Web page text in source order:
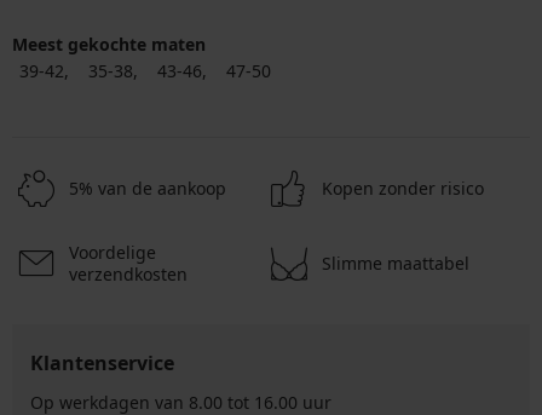
Meest gekochte maten
39-42
35-38 43-46 47-50
5% van de aankoop Kopen zonder risico
Voordelige
verzendkosten
Slimme maattabel
Klantenservice
Op werkdagen van 8.00 tot 16.00 uur